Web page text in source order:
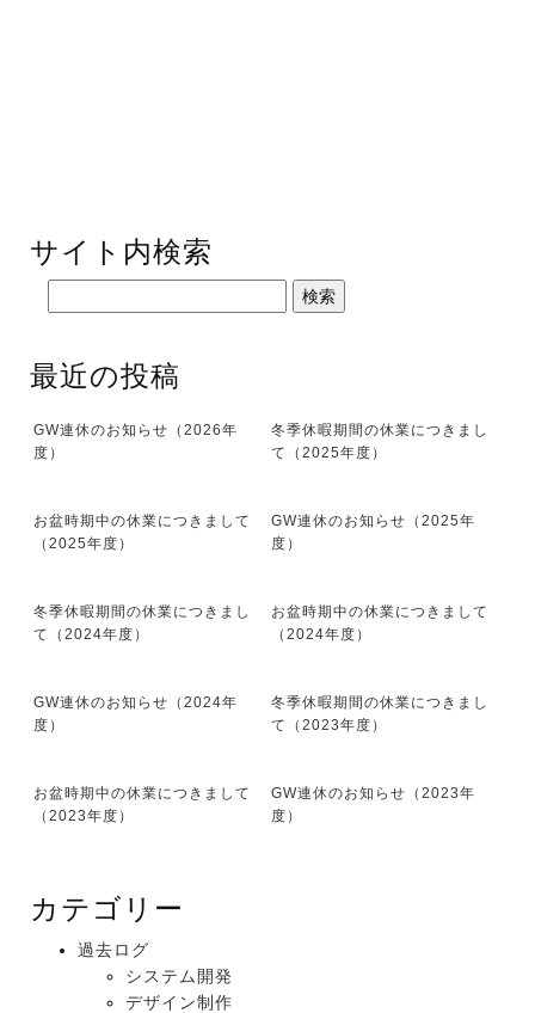
サイト内検索
最近の投稿
GW連休のお知らせ（2026年
度）
冬季休暇期間の休業につきまし
て（2025年度）
お盆時期中の休業につきまして
（2025年度）
GW連休のお知らせ（2025年
度）
冬季休暇期間の休業につきまし
て（2024年度）
お盆時期中の休業につきまして
（2024年度）
GW連休のお知らせ（2024年
度）
冬季休暇期間の休業につきまし
て（2023年度）
お盆時期中の休業につきまして
（2023年度）
GW連休のお知らせ（2023年
度）
カテゴリー
過去ログ
システム開発
デザイン制作